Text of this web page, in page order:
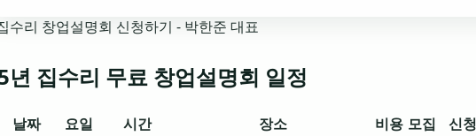
수리 창업설명회 신청하기 - 박한준 대표
년 집수리 무료 창업설명회 일정
날짜 요일 시간 장소 비용 모집
신청